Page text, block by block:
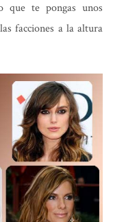
que te pongas unos
facciones a la altura